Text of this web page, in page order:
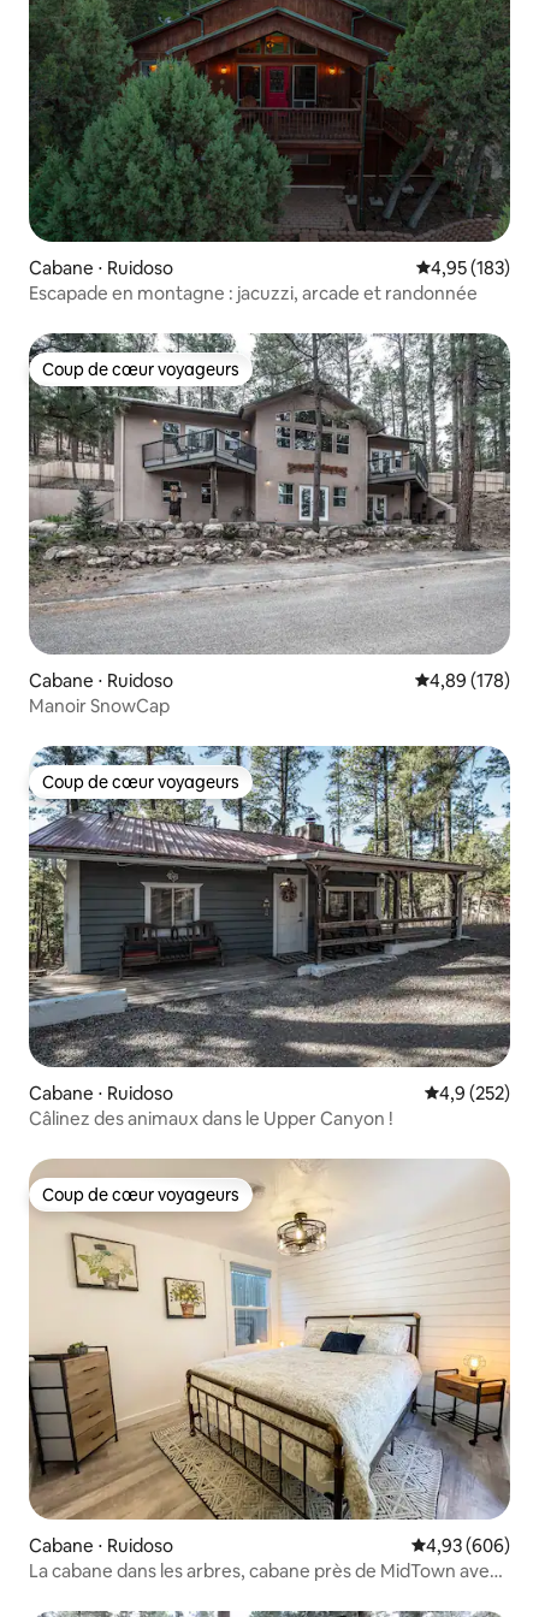
Cabane ⋅ Ruidoso Évaluation
4,95 (183)
Escapade en montagne : jacuzzi, arcade et randonnée
Coup de cœur voyageurs
Coup de cœur voyageurs
Cabane ⋅ Ruidoso Évaluation
4,89 (178)
Manoir SnowCap
Coup de cœur voyageurs
Coup de cœur voyageurs
Cabane ⋅ Ruidoso Évaluation
4,9 (252)
Câlinez des animaux dans le Upper Canyon !
Coup de cœur voyageurs
Coup de cœur voyageurs
Cabane ⋅ Ruidoso Évaluation
4,93 (606)
La cabane dans les arbres, cabane près de MidTown avec